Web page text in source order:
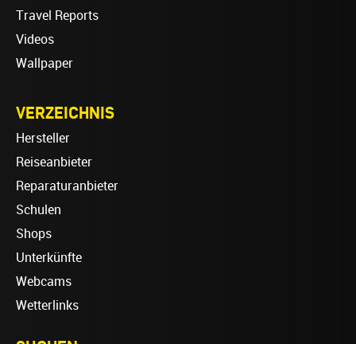
Travel Reports
Videos
Wallpaper
VERZEICHNIS
Hersteller
Reiseanbieter
Reparaturanbieter
Schulen
Shops
Unterkünfte
Webcams
Wetterlinks